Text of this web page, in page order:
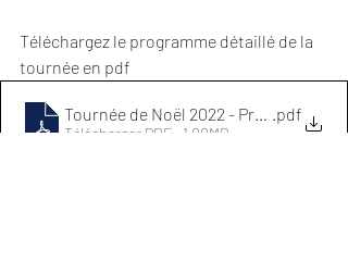
Téléchargez le programme détaillé de la
tournée en pdf
Tournée de Noël 2022 - Programme v1.6
.pdf
Télécharger PDF • 1.00MB